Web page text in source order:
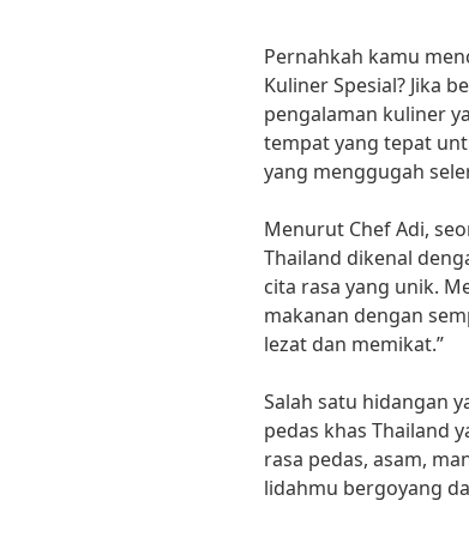
Pernahkah kamu
Kuliner Spesial? Jika
pengalaman kuliner
tempat yang tepat
yang menggugah
Menurut Chef Adi,
Thailand dikenal
cita rasa yang unik.
makanan dengan
lezat dan memikat.”
Salah satu hidangan
pedas khas Thailand
rasa pedas, asam,
lidahmu bergoyang